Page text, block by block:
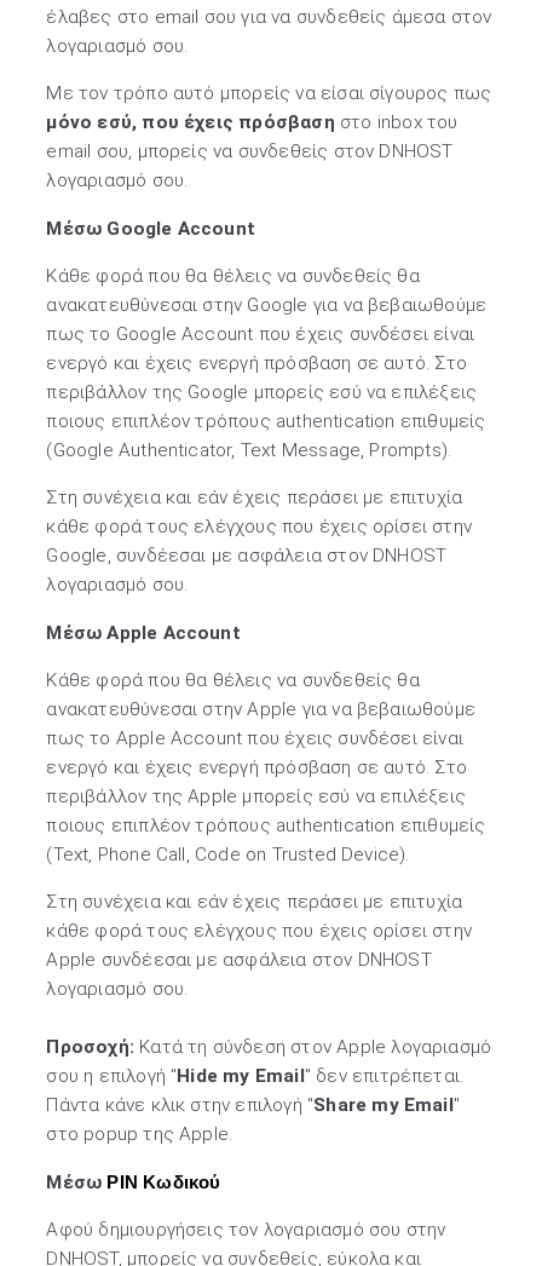
έλαβες στο email σου για να συνδεθείς άμεσα στον
λογαριασμό σου.
Με τον τρόπο αυτό μπορείς να είσαι σίγουρος πως
μόνο εσύ, που έχεις πρόσβαση στο inbox του
email σου, μπορείς να συνδεθείς στον DNHOST
λογαριασμό σου.
Μέσω Google Account
Κάθε φορά που θα θέλεις να συνδεθείς θα
ανακατευθύνεσαι στην Google για να βεβαιωθούμε
πως το Google Account που έχεις συνδέσει είναι
ενεργό και έχεις ενεργή πρόσβαση σε αυτό. Στο
περιβάλλον της Google μπορείς εσύ να επιλέξεις
ποιους επιπλέον τρόπους authentication επιθυμείς
(Goοgle Authenticator, Text Message, Prompts).
Στη συνέχεια και εάν έχεις περάσει με επιτυχία
κάθε φορά τους ελέγχους που έχεις ορίσει στην
Google, συνδέεσαι με ασφάλεια στον DNHOST
λογαριασμό σου.
Μέσω Apple Account
Κάθε φορά που θα θέλεις να συνδεθείς θα
ανακατευθύνεσαι στην Apple για να βεβαιωθούμε
πως το Apple Account που έχεις συνδέσει είναι
ενεργό και έχεις ενεργή πρόσβαση σε αυτό. Στο
περιβάλλον της Apple μπορείς εσύ να επιλέξεις
ποιους επιπλέον τρόπους authentication επιθυμείς
(Text, Phone Call, Code on Trusted Device).
Στη συνέχεια και εάν έχεις περάσει με επιτυχία
κάθε φορά τους ελέγχους που έχεις ορίσει στην
Apple συνδέεσαι με ασφάλεια στον DNHOST
λογαριασμό σου.
Προσοχή: Κατά τη σύνδεση στον Apple λογαριασμό
σου η επιλογή " Hide my Email " δεν επιτρέπεται.
Πάντα κάνε κλικ στην επιλογή "Share my Email "
στο popup της Apple.
Μέσω PIN Κωδικού
Αφού δημιουργήσεις τον λογαριασμό σου στην
DNHOST, μπορείς να συνδεθείς, εύκολα και